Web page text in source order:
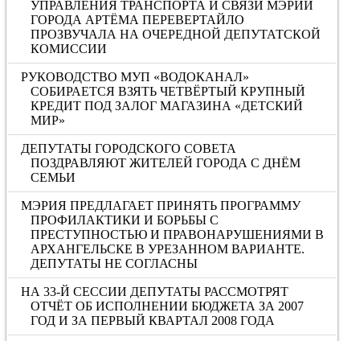
УПРАВЛЕНИЯ ТРАНСПОРТА И СВЯЗИ МЭРИИ
ГОРОДА АРТЁМА ПЕРЕВЕРТАЙЛО
ПРОЗВУЧАЛА НА ОЧЕРЕДНОЙ ДЕПУТАТСКОЙ
КОМИССИИ
РУКОВОДСТВО МУП «ВОДОКАНАЛ»
СОБИРАЕТСЯ ВЗЯТЬ ЧЕТВЁРТЫЙ КРУПНЫЙ
КРЕДИТ ПОД ЗАЛОГ МАГАЗИНА «ДЕТСКИЙ
МИР»
ДЕПУТАТЫ ГОРОДСКОГО СОВЕТА
ПОЗДРАВЛЯЮТ ЖИТЕЛЕЙ ГОРОДА С ДНЁМ
СЕМЬИ
МЭРИЯ ПРЕДЛАГАЕТ ПРИНЯТЬ ПРОГРАММУ
ПРОФИЛАКТИКИ И БОРЬБЫ С
ПРЕСТУПНОСТЬЮ И ПРАВОНАРУШЕНИЯМИ В
АРХАНГЕЛЬСКЕ В УРЕЗАННОМ ВАРИАНТЕ.
ДЕПУТАТЫ НЕ СОГЛАСНЫ
НА 33-Й СЕССИИ ДЕПУТАТЫ РАССМОТРЯТ
ОТЧЁТ ОБ ИСПОЛНЕНИИ БЮДЖЕТА ЗА 2007
ГОД И ЗА ПЕРВЫЙ КВАРТАЛ 2008 ГОДА